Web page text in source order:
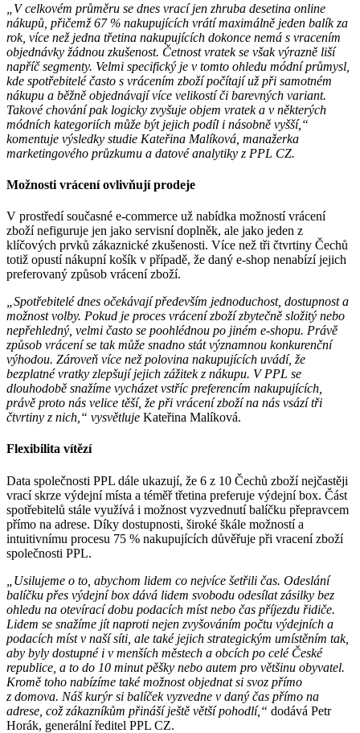
„V celkovém průměru se dnes vrací jen zhruba desetina online
nákupů, přičemž 67 % nakupujících vrátí maximálně jeden balík za
rok, více než jedna třetina nakupujících dokonce nemá s vracením
objednávky žádnou zkušenost. Četnost vratek se však výrazně liší
napříč segmenty. Velmi specifický je v tomto ohledu módní průmysl,
kde spotřebitelé často s vrácením zboží počítají už při samotném
nákupu a běžně objednávají více velikostí či barevných variant.
Takové chování pak logicky zvyšuje objem vratek a v některých
módních kategoriích může být jejich podíl i násobně vyšší,“
komentuje výsledky studie Kateřina Malíková, manažerka
marketingového průzkumu a datové analytiky z PPL CZ.
Možnosti vrácení ovlivňují prodeje
V prostředí současné e-commerce už nabídka možností vrácení
zboží nefiguruje jen jako servisní doplněk, ale jako jeden z
klíčových prvků zákaznické zkušenosti. Více než tři čtvrtiny Čechů
totiž opustí nákupní košík v případě, že daný e-shop nenabízí jejich
preferovaný způsob vrácení zboží.
„Spotřebitelé dnes očekávají především jednoduchost, dostupnost a
možnost volby. Pokud je proces vrácení zboží zbytečně složitý nebo
nepřehledný, velmi často se poohlédnou po jiném e-shopu. Právě
způsob vrácení se tak může snadno stát významnou konkurenční
výhodou. Zároveň více než polovina nakupujících uvádí, že
bezplatné vratky zlepšují jejich zážitek z nákupu. V PPL se
dlouhodobě snažíme vycházet vstříc preferencím nakupujících,
právě proto nás velice těší, že při vrácení zboží na nás vsází tři
čtvrtiny z nich,“ vysvětluje Kateřina Malíková.
Flexibilita vítězí
Data společnosti PPL dále ukazují, že 6 z 10 Čechů zboží nejčastěji
vrací skrze výdejní místa a téměř třetina preferuje výdejní box. Část
spotřebitelů stále využívá i možnost vyzvednutí balíčku přepravcem
přímo na adrese. Díky dostupnosti, široké škále možností a
intuitivnímu procesu 75 % nakupujících důvěřuje při vracení zboží
společnosti PPL.
„Usilujeme o to, abychom lidem co nejvíce šetřili čas. Odeslání
balíčku přes výdejní box dává lidem svobodu odesílat zásilky bez
ohledu na otevírací dobu podacích míst nebo čas příjezdu řidiče.
Lidem se snažíme jít naproti nejen zvyšováním počtu výdejních a
podacích míst v naší síti, ale také jejich strategickým umístěním tak,
aby byly dostupné i v menších městech a obcích po celé České
republice, a to do 10 minut pěšky nebo autem pro většinu obyvatel.
Kromě toho nabízíme také možnost objednat si svoz přímo
z domova. Náš kurýr si balíček vyzvedne v daný čas přímo na
adrese, což zákazníkům přináší ještě větší pohodlí,“ dodává Petr
Horák, generální ředitel PPL CZ.